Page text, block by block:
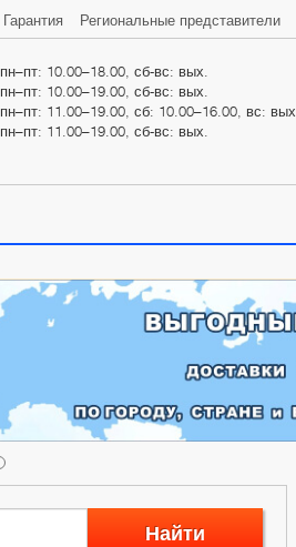
пн–пт: 10.00–18.00, сб-вс: вых.
пн–пт: 10.00–19.00, сб-вс: вых.
пн–пт: 11.00–19.00, сб: 10.00–16.00, вс: вых.
пн–пт: 11.00–19.00, сб-вс: вых.
Гарантия Региональные представители
Найти